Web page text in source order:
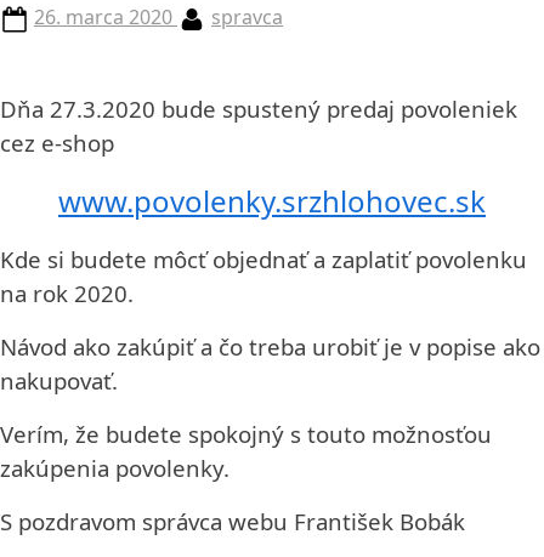
Posted
26. marca 2020 By
spravca
Dňa 27.3.2020 bude spustený predaj povoleniek
cez e-shop
www.povolenky.srzhlohovec.sk
Kde si budete môcť objednať a zaplatiť povolenku
na rok 2020.
Návod ako zakúpiť a čo treba urobiť je v popise ako
nakupovať.
Verím, že budete spokojný s touto možnosťou
zakúpenia povolenky.
S pozdravom správca webu František Bobák